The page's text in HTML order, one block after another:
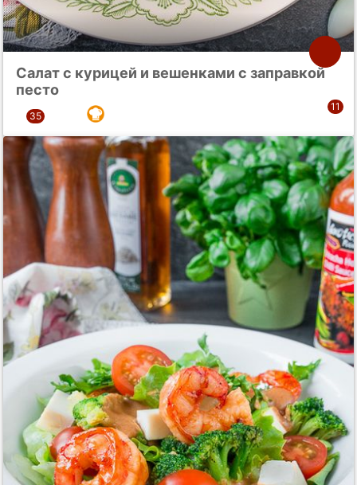
Салат с курицей и вешенками с заправкой
песто